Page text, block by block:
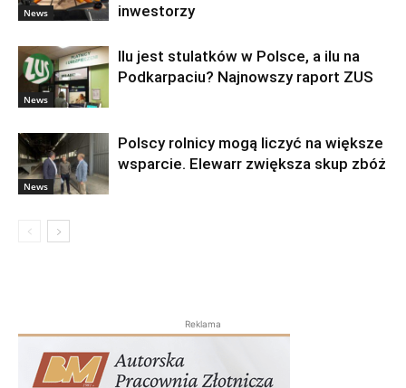
News
inwestorzy
News
Ilu jest stulatków w Polsce, a ilu na
Podkarpaciu? Najnowszy raport ZUS
News
Polscy rolnicy mogą liczyć na większe
wsparcie. Elewarr zwiększa skup zbóż
Reklama